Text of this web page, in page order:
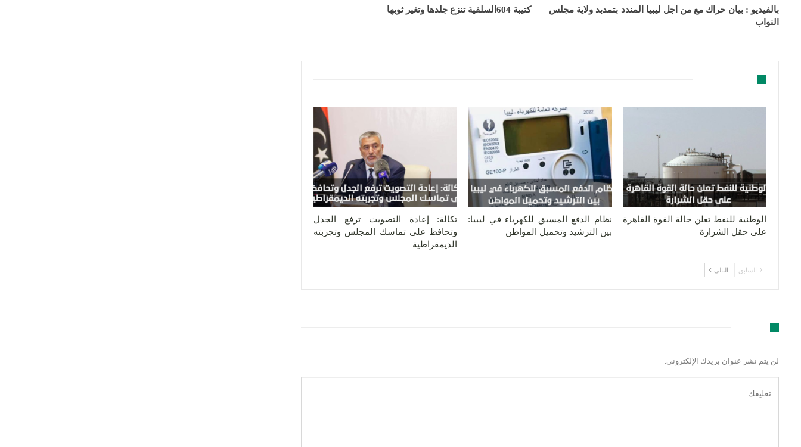
بالفيديو : بيان حراك مع من اجل ليبيا المندد بتمدبد ولاية مجلس
النواب
كتيبة 604السلفية تنزع جلدها وتغير ثوبها
الوطنية للنفط تعلن حالة القوة القاهرة
على حقل الشرارة
نظام الدفع المسبق للكهرباء في ليبيا:
بين الترشيد وتحميل المواطن
تكالة: إعادة التصويت ترفع الجدل
وتحافظ على تماسك المجلس وتجربته
الديمقراطية
السابق التالي
لن يتم نشر عنوان بريدك الإلكتروني.